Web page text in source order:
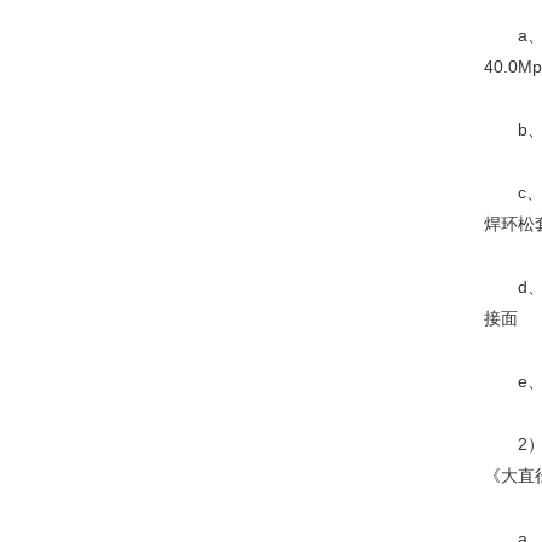
a、
b、
c、
焊环松
d、
接面
e、
2）
《大